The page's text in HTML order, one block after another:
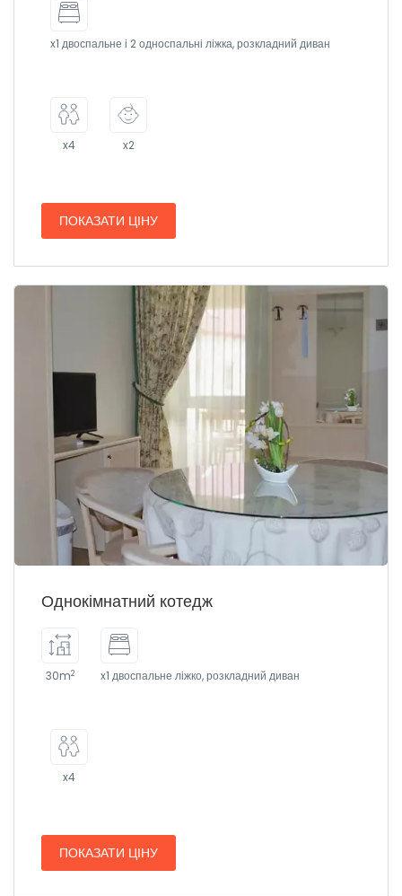
x1 двоспальне і 2 односпальні ліжка, розкладний диван
x4 x2
ПОКАЗАТИ ЦІНУ
Однокімнатний котедж
30m2 x1 двоспальне ліжко, розкладний диван
x4
ПОКАЗАТИ ЦІНУ